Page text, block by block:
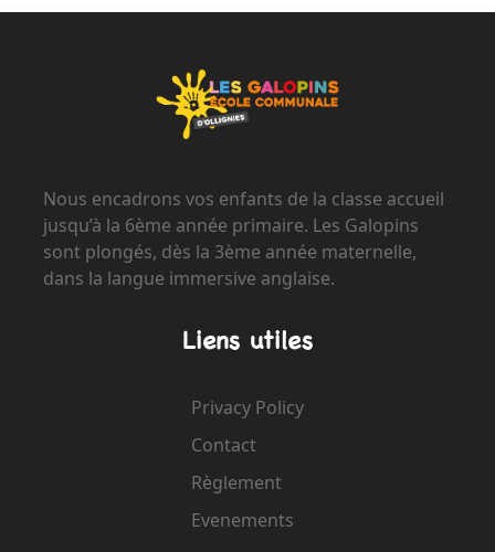
Nous encadrons vos enfants de la classe accueil
jusqu’à la 6ème année primaire. Les Galopins
sont plongés, dès la 3ème année maternelle,
dans la langue immersive anglaise.
Liens utiles
Privacy Policy
Contact
Règlement
Evenements